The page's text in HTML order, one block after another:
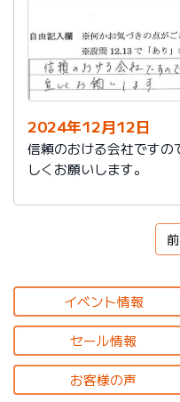
2024年12月12日
信頼のおける会社ですの
しくお願いします。
イベント情報
セール情報
お客様の声